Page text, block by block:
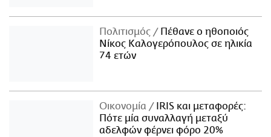
Πολιτισμός
Πέθανε ο ηθοποιός
Νίκος Καλογερόπουλος σε ηλικία
74 ετών
Οικονομία
IRIS και μεταφορές:
Πότε μία συναλλαγή μεταξύ
αδελφών φέρνει φόρο 20%